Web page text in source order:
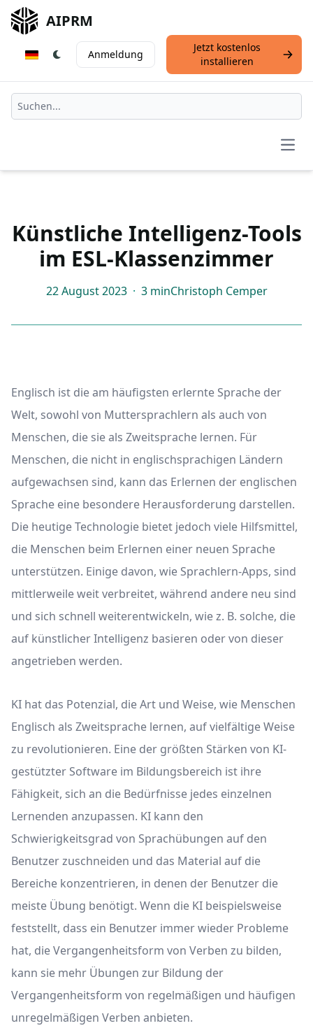
AIPRM
Anmeldung
Jetzt kostenlos
installieren
Künstliche Intelligenz-Tools
im ESL-Klassenzimmer
22 August 2023 · 3 minChristoph Cemper
Englisch ist die am häufigsten erlernte Sprache der
Welt, sowohl von Muttersprachlern als auch von
Menschen, die sie als Zweitsprache lernen. Für
Menschen, die nicht in englischsprachigen Ländern
aufgewachsen sind, kann das Erlernen der englischen
Sprache eine besondere Herausforderung darstellen.
Die heutige Technologie bietet jedoch viele Hilfsmittel,
die Menschen beim Erlernen einer neuen Sprache
unterstützen. Einige davon, wie Sprachlern-Apps, sind
mittlerweile weit verbreitet, während andere neu sind
und sich schnell weiterentwickeln, wie z. B. solche, die
auf künstlicher Intelligenz basieren oder von dieser
angetrieben werden.
KI hat das Potenzial, die Art und Weise, wie Menschen
Englisch als Zweitsprache lernen, auf vielfältige Weise
zu revolutionieren. Eine der größten Stärken von KI-
gestützter Software im Bildungsbereich ist ihre
Fähigkeit, sich an die Bedürfnisse jedes einzelnen
Lernenden anzupassen. KI kann den
Schwierigkeitsgrad von Sprachübungen auf den
Benutzer zuschneiden und das Material auf die
Bereiche konzentrieren, in denen der Benutzer die
meiste Übung benötigt. Wenn die KI beispielsweise
feststellt, dass ein Benutzer immer wieder Probleme
hat, die Vergangenheitsform von Verben zu bilden,
kann sie mehr Übungen zur Bildung der
Vergangenheitsform von regelmäßigen und häufigen
unregelmäßigen Verben anbieten.